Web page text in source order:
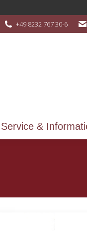
+49 8232 767 30-6
Service &
Service &